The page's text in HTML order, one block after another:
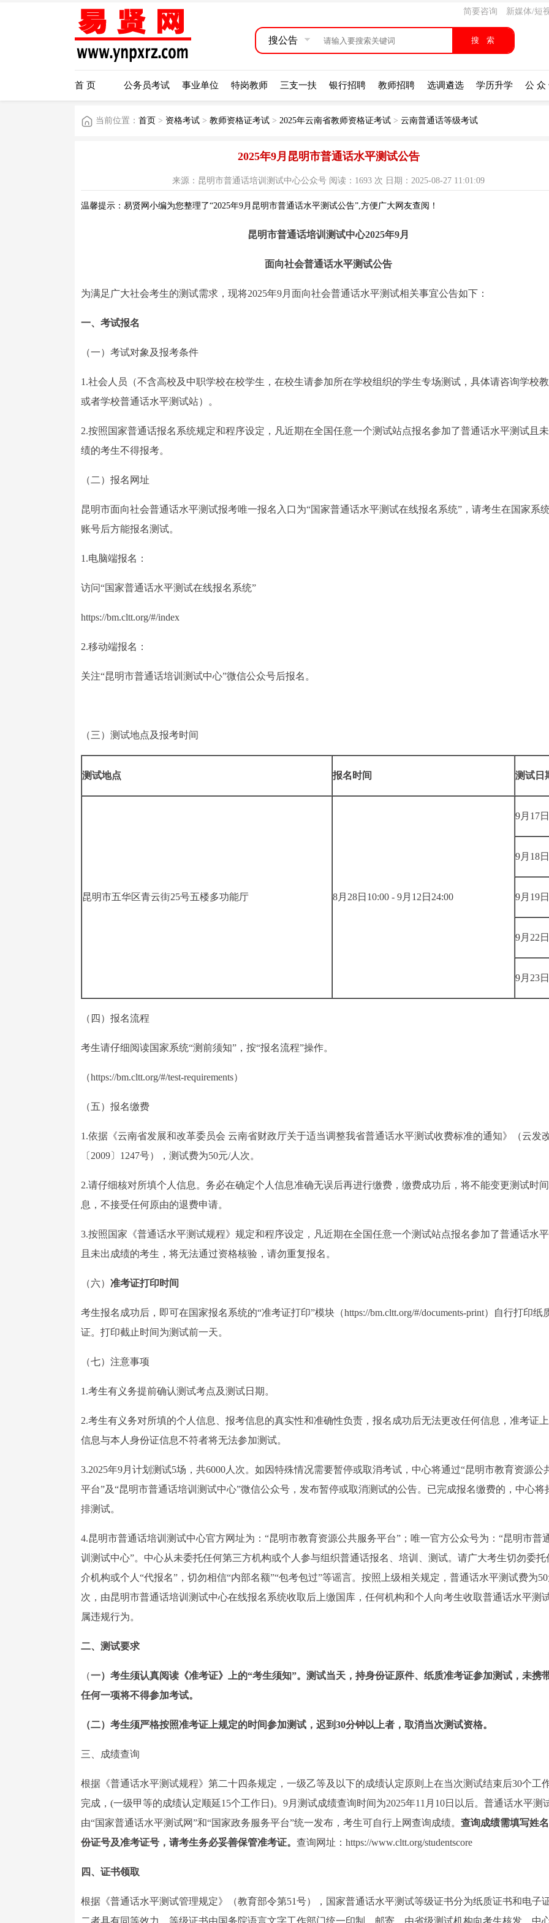
简要咨询 新媒体/短
搜公告
首 页 公务员考试 事业单位 特岗教师 三支一扶 银行招聘 教师招聘 选调遴选 学历升学 公 众
当前位置： 首页 > 资格考试 > 教师资格证考试 > 2025年云南省教师资格证考试 > 云南普通话等级考试
2025年9月昆明市普通话水平测试公告
来源：昆明市普通话培训测试中心公众号 阅读：1693 次 日期：2025-08-27 11:01:09
温馨提示：易贤网小编为您整理了“2025年9月昆明市普通话水平测试公告”,方便广大网友查阅！
昆明市普通话培训测试中心2025年9月
面向社会普通话水平测试公告
为满足广大社会考生的测试需求，现将2025年9月面向社会普通话水平测试相关事宜公告如下：
一、考试报名
（一）考试对象及报考条件
1.社会人员（不含高校及中职学校在校学生，在校生请参加所在学校组织的学生专场测试，具体请咨询学校
或者学校普通话水平测试站）。
2.按照国家普通话报名系统规定和程序设定，凡近期在全国任意一个测试站点报名参加了普通话水平测试且
绩的考生不得报考。
（二）报名网址
昆明市面向社会普通话水平测试报考唯一报名入口为“国家普通话水平测试在线报名系统”，请考生在国家系
账号后方能报名测试。
1.电脑端报名：
访问“国家普通话水平测试在线报名系统”
https://bm.cltt.org/#/index
2.移动端报名：
关注“昆明市普通话培训测试中心”微信公众号后报名。
（三）测试地点及报考时间
测试地点 报名时间 测试日
昆明市五华区青云街25号五楼多功能厅 8月28日10:00 - 9月12日24:00
9月17日
9月18日
9月19日
9月22日
9月23日
（四）报名流程
考生请仔细阅读国家系统“测前须知”，按“报名流程”操作。
（https://bm.cltt.org/#/test-requirements）
（五）报名缴费
1.依据《云南省发展和改革委员会 云南省财政厅关于适当调整我省普通话水平测试收费标准的通知》（云发
〔2009〕1247号），测试费为50元/人次。
2.请仔细核对所填个人信息。务必在确定个人信息准确无误后再进行缴费，缴费成功后，将不能变更测试时
息，不接受任何原由的退费申请。
3.按照国家《普通话水平测试规程》规定和程序设定，凡近期在全国任意一个测试站点报名参加了普通话水
且未出成绩的考生，将无法通过资格核验，请勿重复报名。
（六） 准考证打印时间
考生报名成功后，即可在国家报名系统的“准考证打印”模块（https://bm.cltt.org/#/documents-print）自行打印纸
证。打印截止时间为测试前一天。
（七）注意事项
1.考生有义务提前确认测试考点及测试日期。
2.考生有义务对所填的个人信息、报考信息的真实性和准确性负责，报名成功后无法更改任何信息，准考证上
信息与本人身份证信息不符者将无法参加测试。
3.2025年9月计划测试5场，共6000人次。如因特殊情况需要暂停或取消考试，中心将通过“昆明市教育资源公
平台”及“昆明市普通话培训测试中心”微信公众号，发布暂停或取消测试的公告。已完成报名缴费的，中心将
排测试。
4.昆明市普通话培训测试中心官方网址为：“昆明市教育资源公共服务平台”；唯一官方公众号为：“昆明市普
训测试中心”。中心从未委托任何第三方机构或个人参与组织普通话报名、培训、测试。请广大考生切勿委托
介机构或个人“代报名”，切勿相信“内部名额”“包考包过”等谣言。按照上级相关规定，普通话水平测试费为50
次，由昆明市普通话培训测试中心在线报名系统收取后上缴国库，任何机构和个人向考生收取普通话水平测
属违规行为。
二、测试要求
（一）考生须认真阅读《准考证》上的“考生须知”。测试当天，持身份证原件、纸质准考证参加测试，未携
任何一项将不得参加考试。
（二）考生须严格按照准考证上规定的时间参加测试，迟到30分钟以上者，取消当次测试资格。
三、成绩查询
根据《普通话水平测试规程》第二十四条规定，一级乙等及以下的成绩认定原则上在当次测试结束后30个工
完成，(一级甲等的成绩认定顺延15个工作日)。9月测试成绩查询时间为2025年11月10日以后。普通话水平测
由“国家普通话水平测试网”和“国家政务服务平台”统一发布，考生可自行上网查询成绩。 查询成绩需填写姓
份证号及准考证号，请考生务必妥善保管准考证。 查询网址：https://www.cltt.org/studentscore
四、证书领取
根据《普通话水平测试管理规定》（教育部令第51号），国家普通话水平测试等级证书分为纸质证书和电子
二者具有同等效力。等级证书由国务院语言文字工作部门统一印制、邮寄，由省级测试机构向考生核发。中